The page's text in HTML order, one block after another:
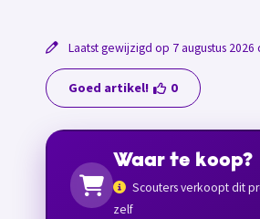
Laatst gewijzigd op 7 augustus 2026
Goed artikel! 0
Waar te koop?
Scouters verkoopt dit
zelf